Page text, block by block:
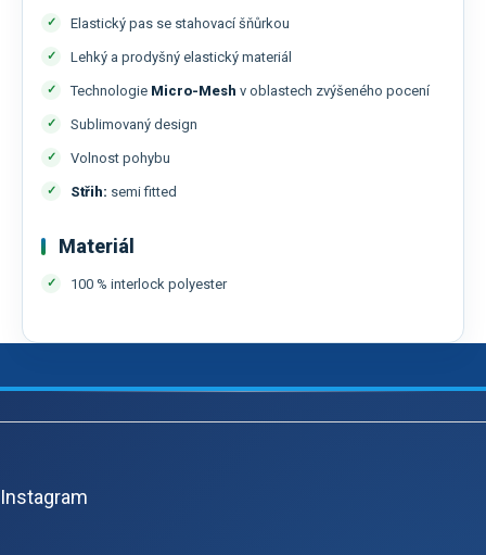
Elastický pas se stahovací šňůrkou
Lehký a prodyšný elastický materiál
Technologie Micro-Mesh v oblastech zvýšeného pocení
Sublimovaný design
Volnost pohybu
Střih: semi fitted
Materiál
100 % interlock polyester
Z
Instagram